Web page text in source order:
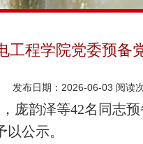
工程学院党委预备
发布日期：2026-06-03 阅读
庞韵泽等42名同志
公示。